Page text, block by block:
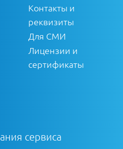
Контакты и
реквизиты
Для СМИ
Лицензии и
сертификаты
сервиса